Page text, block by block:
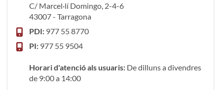
C/ Marcel·lí Domingo, 2-4-6
43007 - Tarragona
PDI: 977 55 8770
PI: 977 55 9504
Horari d'atenció als usuaris: De dilluns a divendres
de 9:00 a 14:00